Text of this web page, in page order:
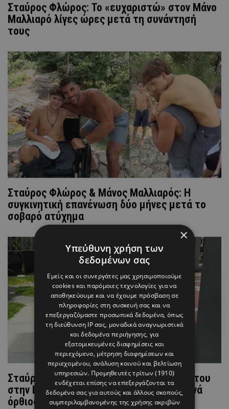
Σταύρος Φλώρος: Το «ευχαριστώ» στον Μάνο
Μαλλιαρό λίγες ώρες μετά τη συνάντησή
τους
Σταύρος Φλώρος & Μάνος Μαλλιαρός: Η
συγκινητική επανένωση δύο μήνες μετά το
σοβαρό ατύχημα
Σταύρος Φλώρος: Συγκινεί η επιστροφή του
στην Ελλάδα – Η στιγμή που στάθηκε ξανά
όρθιος (BINTEO)
×
Υπεύθυνη χρήση των
δεδομένων σας
Εμείς και οι συνεργάτες μας χρησιμοποιούμε
cookies και παρόμοιες τεχνολογίες για να
αποθηκεύουμε και να έχουμε πρόσβαση σε
πληροφορίες στη συσκευή σας και να
επεξεργαζόμαστε προσωπικά δεδομένα, όπως
τη διεύθυνση IP σας, μοναδικά αναγνωριστικά
και δεδομένα περιήγησης, για
εξατομικευμένες διαφημίσεις και
περιεχόμενο, μέτρηση διαφημίσεων και
περιεχομένου, ανάλυση κοινού και βελτίωση
υπηρεσιών. Προμηθευτές τρίτων (1910)
ενδέχεται επίσης να επεξεργάζονται τα
δεδομένα σας για αυτούς και άλλους σκοπούς,
συμπεριλαμβανομένης της χρήσης ακριβών